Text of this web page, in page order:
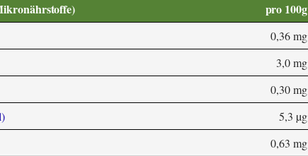
pro 100g
0,36 mg
3,0 mg
0,30 mg
5,3 µg
0,63 mg